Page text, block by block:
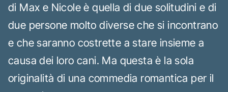
di Max e Nicole è quella di due solitudini e di
due persone molto diverse che si incontrano
e che saranno costrette a stare insieme a
causa dei loro cani. Ma questa è la sola
originalità di una commedia romantica per il